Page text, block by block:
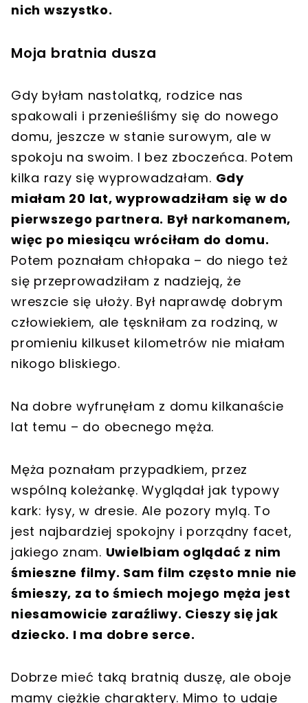
nich wszystko.
Moja bratnia dusza
Gdy byłam nastolatką, rodzice nas
spakowali i przenieśliśmy się do nowego
domu, jeszcze w stanie surowym, ale w
spokoju na swoim. I bez zboczeńca. Potem
kilka razy się wyprowadzałam. Gdy
miałam 20 lat, wyprowadziłam się w do
pierwszego partnera. Był narkomanem,
więc po miesiącu wróciłam do domu.
Potem poznałam chłopaka – do niego też
się przeprowadziłam z nadzieją, że
wreszcie się ułoży. Był naprawdę dobrym
człowiekiem, ale tęskniłam za rodziną, w
promieniu kilkuset kilometrów nie miałam
nikogo bliskiego.
Na dobre wyfrunęłam z domu kilkanaście
lat temu – do obecnego męża.
Męża poznałam przypadkiem, przez
wspólną koleżankę. Wyglądał jak typowy
kark: łysy, w dresie. Ale pozory mylą. To
jest najbardziej spokojny i porządny facet,
jakiego znam. Uwielbiam oglądać z nim
śmieszne filmy. Sam film często mnie nie
śmieszy, za to śmiech mojego męża jest
niesamowicie zaraźliwy. Cieszy się jak
dziecko. I ma dobre serce.
Dobrze mieć taką bratnią duszę, ale oboje
mamy ciężkie charaktery. Mimo to udaje